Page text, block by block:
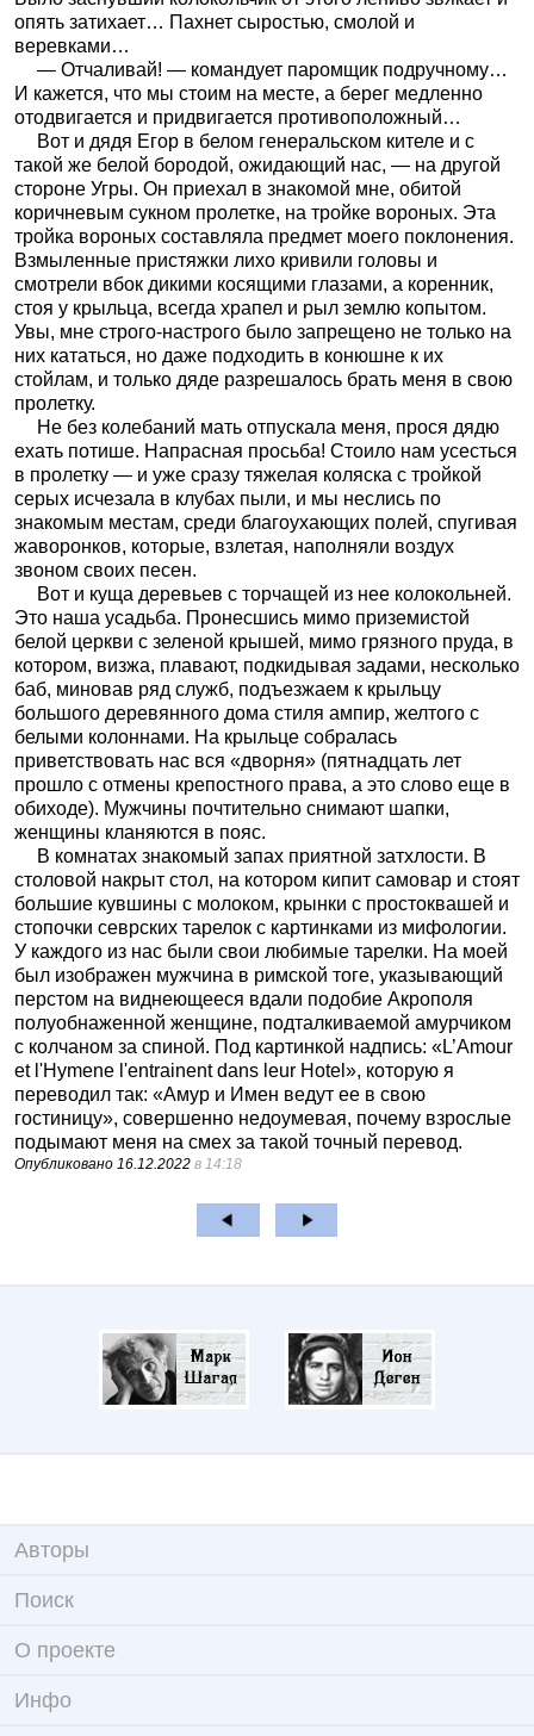
опять затихает… Пахнет сыростью, смолой и
веревками…
— Отчаливай! — командует паромщик подручному…
И кажется, что мы стоим на месте, а берег медленно
отодвигается и придвигается противоположный…
Вот и дядя Егор в белом генеральском кителе и с
такой же белой бородой, ожидающий нас, — на другой
стороне Угры. Он приехал в знакомой мне, обитой
коричневым сукном пролетке, на тройке вороных. Эта
тройка вороных составляла предмет моего поклонения.
Взмыленные пристяжки лихо кривили головы и
смотрели вбок дикими косящими глазами, а коренник,
стоя у крыльца, всегда храпел и рыл землю копытом.
Увы, мне строго-настрого было запрещено не только на
них кататься, но даже подходить в конюшне к их
стойлам, и только дяде разрешалось брать меня в свою
пролетку.
Не без колебаний мать отпускала меня, прося дядю
ехать потише. Напрасная просьба! Стоило нам усесться
в пролетку — и уже сразу тяжелая коляска с тройкой
серых исчезала в клубах пыли, и мы неслись по
знакомым местам, среди благоухающих полей, спугивая
жаворонков, которые, взлетая, наполняли воздух
звоном своих песен.
Вот и куща деревьев с торчащей из нее колокольней.
Это наша усадьба. Пронесшись мимо приземистой
белой церкви с зеленой крышей, мимо грязного пруда, в
котором, визжа, плавают, подкидывая задами, несколько
баб, миновав ряд служб, подъезжаем к крыльцу
большого деревянного дома стиля ампир, желтого с
белыми колоннами. На крыльце собралась
приветствовать нас вся «дворня» (пятнадцать лет
прошло с отмены крепостного права, а это слово еще в
обиходе). Мужчины почтительно снимают шапки,
женщины кланяются в пояс.
В комнатах знакомый запах приятной затхлости. В
столовой накрыт стол, на котором кипит самовар и стоят
большие кувшины с молоком, крынки с простоквашей и
стопочки севрских тарелок с картинками из мифологии.
У каждого из нас были свои любимые тарелки. На моей
был изображен мужчина в римской тоге, указывающий
перстом на виднеющееся вдали подобие Акрополя
полуобнаженной женщине, подталкиваемой амурчиком
с колчаном за спиной. Под картинкой надпись: «L’Amour
et l'Hymene l'entrainent dans leur Hotel», которую я
переводил так: «Амур и Имен ведут ее в свою
гостиницу», совершенно недоумевая, почему взрослые
подымают меня на смех за такой точный перевод.
Опубликовано 16.12.2022 в 14:18
Авторы
Поиск
О проекте
Инфо